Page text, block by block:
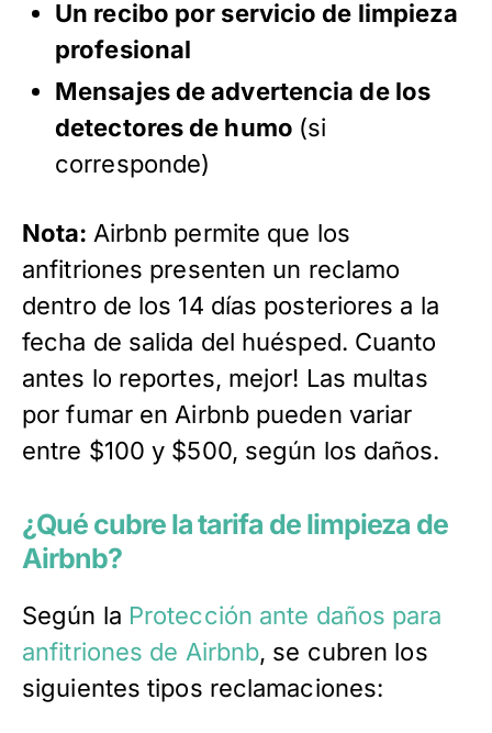
Un recibo por servicio de limpieza
profesional
Mensajes de advertencia de los
detectores de humo (si
corresponde)
Nota: Airbnb permite que los
anfitriones presenten un reclamo
dentro de los 14 días posteriores a la
fecha de salida del huésped. Cuanto
antes lo reportes, mejor! Las multas
por fumar en Airbnb pueden variar
entre $100 y $500, según los daños.
¿Qué cubre la tarifa de limpieza de
Airbnb?
Según la Protección ante daños para
anfitriones de Airbnb, se cubren los
siguientes tipos reclamaciones: